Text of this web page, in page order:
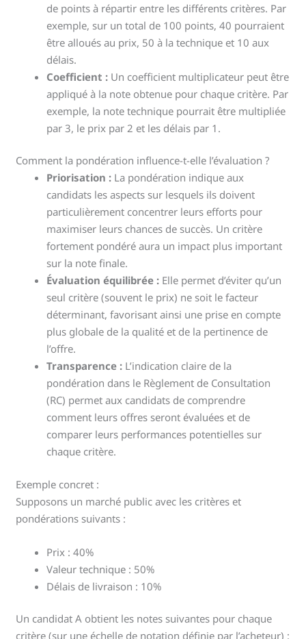
de points à répartir entre les différents critères. Par
exemple, sur un total de 100 points, 40 pourraient
être alloués au prix, 50 à la technique et 10 aux
délais.
Coefficient : Un coefficient multiplicateur peut être
appliqué à la note obtenue pour chaque critère. Par
exemple, la note technique pourrait être multipliée
par 3, le prix par 2 et les délais par 1.
Comment la pondération influence-t-elle l’évaluation ?
Priorisation : La pondération indique aux
candidats les aspects sur lesquels ils doivent
particulièrement concentrer leurs efforts pour
maximiser leurs chances de succès. Un critère
fortement pondéré aura un impact plus important
sur la note finale.
Évaluation équilibrée : Elle permet d’éviter qu’un
seul critère (souvent le prix) ne soit le facteur
déterminant, favorisant ainsi une prise en compte
plus globale de la qualité et de la pertinence de
l’offre.
Transparence : L’indication claire de la
pondération dans le Règlement de Consultation
(RC) permet aux candidats de comprendre
comment leurs offres seront évaluées et de
comparer leurs performances potentielles sur
chaque critère.
Exemple concret :
Supposons un marché public avec les critères et
pondérations suivants :
Prix : 40%
Valeur technique : 50%
Délais de livraison : 10%
Un candidat A obtient les notes suivantes pour chaque
critère (sur une échelle de notation définie par l’acheteur) :